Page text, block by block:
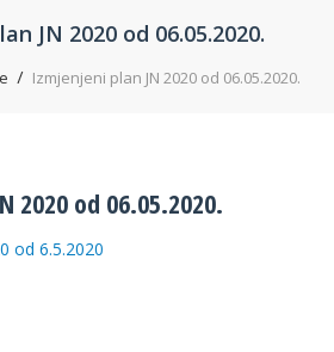
JN 2020 od 06.05.2020.
Izmjenjeni plan JN 2020 od 06.05.2020.
2020 od 06.05.2020.
od 6.5.2020